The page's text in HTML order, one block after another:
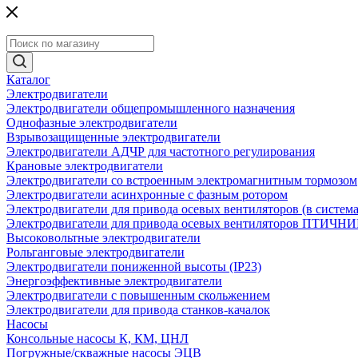
Каталог
Электродвигатели
Электродвигатели общепромышленного назначения
Однофазные электродвигатели
Взрывозащищенные электродвигатели
Электродвигатели АДЧР для частотного регулирования
Крановые электродвигатели
Электродвигатели со встроенным электромагнитным тормозом
Электродвигатели асинхронные с фазным ротором
Электродвигатели для привода осевых вентиляторов (в
Электродвигатели для привода осевых вентиляторов
Высоковольтные электродвигатели
Рольганговые электродвигатели
Электродвигатели пониженной высоты (IP23)
Энергоэффективные электродвигатели
Электродвигатели с повышенным скольжением
Электродвигатели для привода станков-качалок
Насосы
Консольные насосы К, КМ, ЦНЛ
Погружные/скважные насосы ЭЦВ